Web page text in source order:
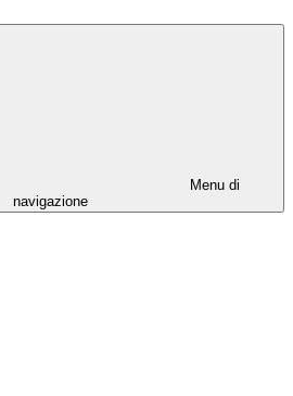
Menu di
navigazione